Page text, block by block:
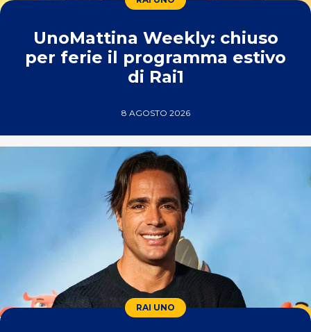
UnoMattina Weekly: chiuso
per ferie il programma estivo
di Rai1
8 AGOSTO 2026
RAI UNO